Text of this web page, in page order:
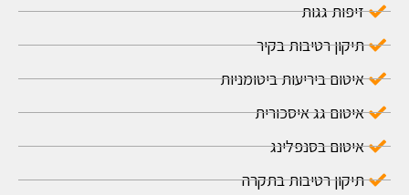
זיפות גגות
תיקון רטיבות בקיר
איטום ביריעות ביטומניות
איטום גג איסכורית
איטום בסנפלינג
תיקון רטיבות בתקרה